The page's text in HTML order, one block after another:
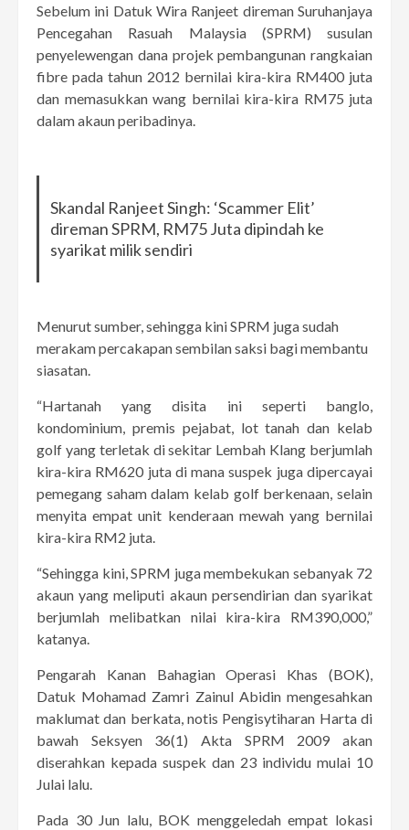
Sebelum ini Datuk Wira Ranjeet direman Suruhanjaya
Pencegahan Rasuah Malaysia (SPRM) susulan
penyelewengan dana projek pembangunan rangkaian
fibre pada tahun 2012 bernilai kira-kira RM400 juta
dan memasukkan wang bernilai kira-kira RM75 juta
dalam akaun peribadinya.
Skandal Ranjeet Singh: ‘Scammer Elit’
direman SPRM, RM75 Juta dipindah ke
syarikat milik sendiri
Menurut sumber, sehingga kini SPRM juga sudah
merakam percakapan sembilan saksi bagi membantu
siasatan.
“Hartanah yang disita ini seperti banglo,
kondominium, premis pejabat, lot tanah dan kelab
golf yang terletak di sekitar Lembah Klang berjumlah
kira-kira RM620 juta di mana suspek juga dipercayai
pemegang saham dalam kelab golf berkenaan, selain
menyita empat unit kenderaan mewah yang bernilai
kira-kira RM2 juta.
“Sehingga kini, SPRM juga membekukan sebanyak 72
akaun yang meliputi akaun persendirian dan syarikat
berjumlah melibatkan nilai kira-kira RM390,000,”
katanya.
Pengarah Kanan Bahagian Operasi Khas (BOK),
Datuk Mohamad Zamri Zainul Abidin mengesahkan
maklumat dan berkata, notis Pengisytiharan Harta di
bawah Seksyen 36(1) Akta SPRM 2009 akan
diserahkan kepada suspek dan 23 individu mulai 10
Julai lalu.
Pada 30 Jun lalu, BOK menggeledah empat lokasi